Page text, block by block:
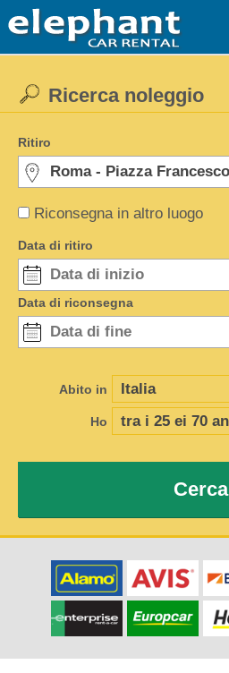
Riconsegna in altro luogo
Ricerca noleggio
Ritiro
Data di ritiro
Data di riconsegna
Abito in
Ho
Cerca